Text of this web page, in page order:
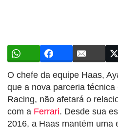
O chefe da equipe Haas,
que a nova parceria
Racing, não afetará o
com a Ferrari. Desde sua
2016, a Haas mantém uma